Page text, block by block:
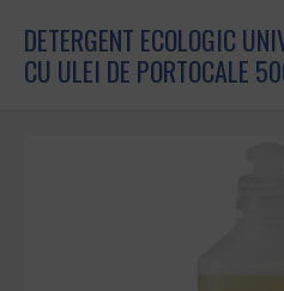
DETERGENT ECOLOGIC
CU ULEI DE PORTOCALE